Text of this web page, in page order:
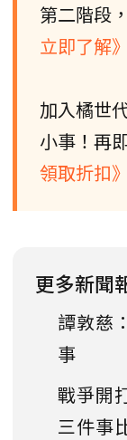
第二階段
立即了解
加入橘世
小事！再
領取折扣
更多新聞
譚敦慈
事
戰爭開
三件事